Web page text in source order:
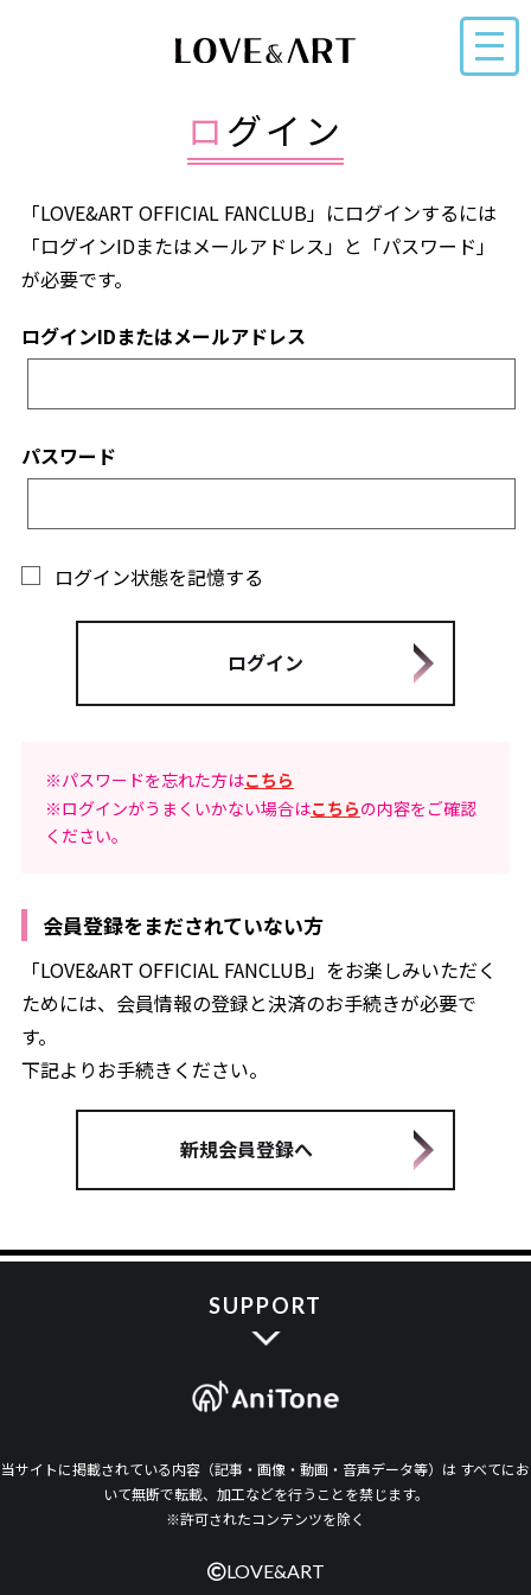
ログイン
「LOVE&ART OFFICIAL FANCLUB」にログインするには
「ログインIDまたはメールアドレス」と「パスワード」
が必要です。
ログインIDまたはメールアドレス
パスワード
ログイン状態を記憶する
※パスワードを忘れた方はこちら
※ログインがうまくいかない場合はこちらの内容をご確認
ください。
会員登録をまだされていない方
「LOVE&ART OFFICIAL FANCLUB」をお楽しみいただく
ためには、会員情報の登録と決済のお手続きが必要で
す。
下記よりお手続きください。
新規会員登録へ
SUPPORT
当サイトに掲載されている内容（記事・画像・動画・音声データ等）は すべてにお
いて無断で転載、加工などを行うことを禁じます。
※許可されたコンテンツを除く
LOVE&ART